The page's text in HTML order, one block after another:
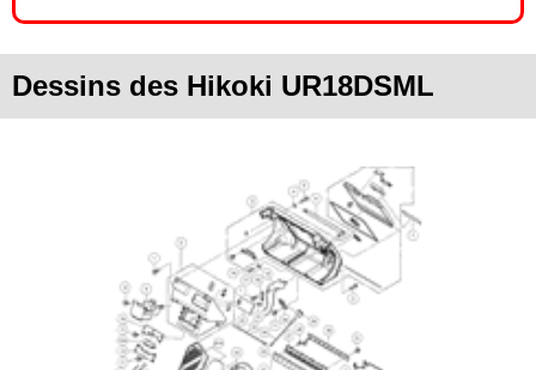
Dessins des Hikoki UR18DSML